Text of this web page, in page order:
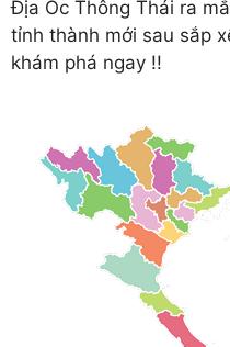
Địa Ốc Thông Thái ra
tỉnh thành mới sau sắp
khám phá ngay !!